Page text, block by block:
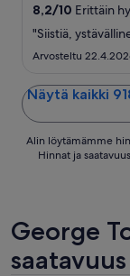
8,2/10 Erittäin
"Siistiä,
Arvosteltu
Näytä kaikki
Alin löytämämme
Hinnat ja
George
saatavuus